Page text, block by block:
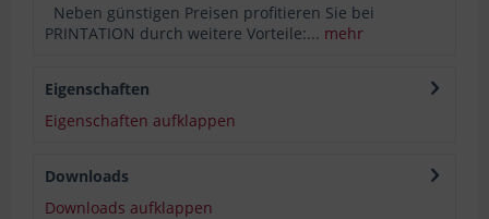
Neben günstigen Preisen profitieren Sie bei
PRINTATION durch weitere Vorteile:... mehr
Eigenschaften
Eigenschaften aufklappen
Downloads
Downloads aufklappen